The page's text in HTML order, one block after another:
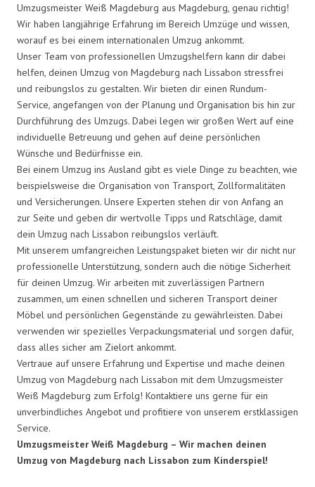
Umzugsmeister Weiß Magdeburg aus Magdeburg, genau richtig!
Wir haben langjährige Erfahrung im Bereich Umzüge und wissen,
worauf es bei einem internationalen Umzug ankommt.
Unser Team von professionellen Umzugshelfern kann dir dabei
helfen, deinen Umzug von Magdeburg nach Lissabon stressfrei
und reibungslos zu gestalten. Wir bieten dir einen Rundum-
Service, angefangen von der Planung und Organisation bis hin zur
Durchführung des Umzugs. Dabei legen wir großen Wert auf eine
individuelle Betreuung und gehen auf deine persönlichen
Wünsche und Bedürfnisse ein.
Bei einem Umzug ins Ausland gibt es viele Dinge zu beachten, wie
beispielsweise die Organisation von Transport, Zollformalitäten
und Versicherungen. Unsere Experten stehen dir von Anfang an
zur Seite und geben dir wertvolle Tipps und Ratschläge, damit
dein Umzug nach Lissabon reibungslos verläuft.
Mit unserem umfangreichen Leistungspaket bieten wir dir nicht nur
professionelle Unterstützung, sondern auch die nötige Sicherheit
für deinen Umzug. Wir arbeiten mit zuverlässigen Partnern
zusammen, um einen schnellen und sicheren Transport deiner
Möbel und persönlichen Gegenstände zu gewährleisten. Dabei
verwenden wir spezielles Verpackungsmaterial und sorgen dafür,
dass alles sicher am Zielort ankommt.
Vertraue auf unsere Erfahrung und Expertise und mache deinen
Umzug von Magdeburg nach Lissabon mit dem Umzugsmeister
Weiß Magdeburg zum Erfolg! Kontaktiere uns gerne für ein
unverbindliches Angebot und profitiere von unserem erstklassigen
Service.
Umzugsmeister Weiß Magdeburg – Wir machen deinen
Umzug von Magdeburg nach Lissabon zum Kinderspiel!